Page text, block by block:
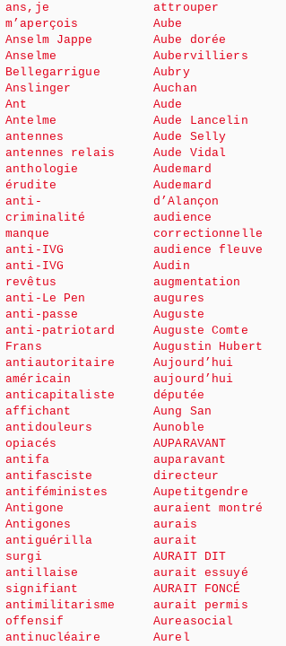
ans,je
m’aperçois
Anselm Jappe
Anselme
Bellegarrigue
Anslinger
Ant
Antelme
antennes
antennes relais
anthologie
érudite
anti-
criminalité
manque
anti-IVG
anti-IVG
revêtus
anti-Le Pen
anti-passe
anti-patriotard
Frans
antiautoritaire
américain
anticapitaliste
affichant
antidouleurs
opiacés
antifa
antifasciste
antiféministes
Antigone
Antigones
antiguérilla
surgi
antillaise
signifiant
antimilitarisme
offensif
antinucléaire
attrouper
Aube
Aube dorée
Aubervilliers
Aubry
Auchan
Aude
Aude Lancelin
Aude Selly
Aude Vidal
Audemard
Audemard
d’Alançon
audience
correctionnelle
audience fleuve
Audin
augmentation
augures
Auguste
Auguste Comte
Augustin Hubert
Aujourd’hui
aujourd’hui
députée
Aung San
Aunoble
AUPARAVANT
auparavant
directeur
Aupetitgendre
auraient montré
aurais
aurait
AURAIT DIT
aurait essuyé
AURAIT FONCÉ
aurait permis
Aureasocial
Aurel